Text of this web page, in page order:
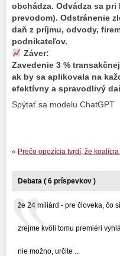
obchádza. Odvádza sa
prevodom). Odstránenie
daň z príjmu, odvody,
podnikateľov.
Záver:
Zavedenie 3 %
ak by sa aplikovala na
efektívny a spravodlivý
Spýtať sa modelu ChatGPT
« Prečo opozícia tvrdí, že
Debata ( 6 príspevkov )
že 24 miliárd - pre človeka, čo si
zrejme kvôli tomu premiéri
nie možno, určite ...